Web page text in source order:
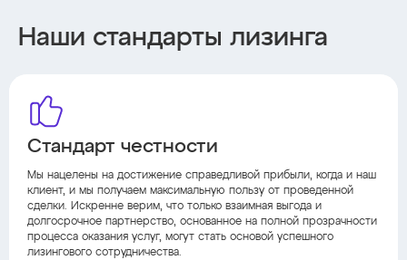
Наши стандарты лизинга
Стандарт честности
Мы нацелены на достижение справедливой прибыли, когда и наш
клиент, и мы получаем максимальную пользу от проведенной
сделки. Искренне верим, что только взаимная выгода и
долгосрочное партнерство, основанное на полной прозрачности
процесса оказания услуг, могут стать основой успешного
лизингового сотрудничества.